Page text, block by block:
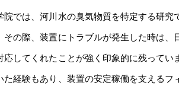
院では、河川水の臭気物質を特定する研
その際、装置にトラブルが発生した時は
応してくれたことが強く印象的に残って
た経験もあり、装置の安定稼働を支える